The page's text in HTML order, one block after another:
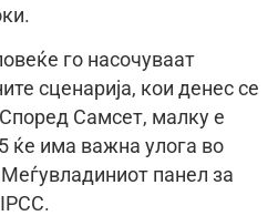
го насочуваат
сценарија, кои денес се
Самсет, малку е
ќе има важна улога во
панел за